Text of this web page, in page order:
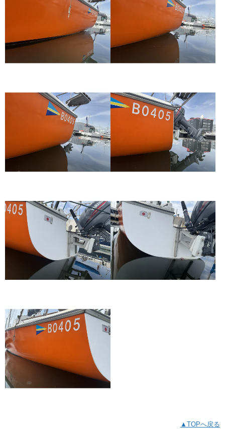
▲TOPへ戻る